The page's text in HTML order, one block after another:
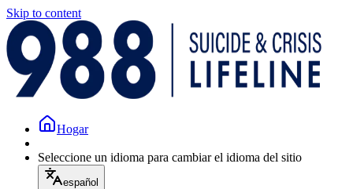
Skip to content
Hogar
Seleccione un idioma para cambiar el idioma del sitio
español